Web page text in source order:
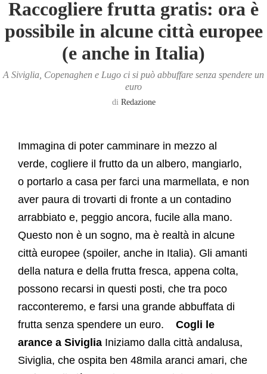
Raccogliere frutta gratis: ora è
possibile in alcune città europee
(e anche in Italia)
A Siviglia, Copenaghen e Lugo ci si può abbuffare senza spendere un
euro
di Redazione
Immagina di poter camminare in mezzo al
verde, cogliere il frutto da un albero, mangiarlo,
o portarlo a casa per farci una marmellata, e non
aver paura di trovarti di fronte a un contadino
arrabbiato e, peggio ancora, fucile alla mano.
Questo non è un sogno, ma è realtà in alcune
città europee (spoiler, anche in Italia). Gli amanti
della natura e della frutta fresca, appena colta,
possono recarsi in questi posti, che tra poco
racconteremo, e farsi una grande abbuffata di
frutta senza spendere un euro.
Cogli le
arance a Siviglia Iniziamo dalla città andalusa,
Siviglia, che ospita ben 48mila aranci amari, che